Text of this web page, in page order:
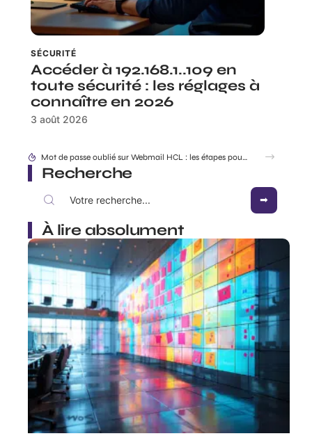
SÉCURITÉ
Accéder à 192.168.1..109 en
toute sécurité : les réglages à
connaître en 2026
3 août 2026
Mot de passe oublié sur Webmail HCL : les étapes pour récupérer son accès
Recherche
À lire absolument